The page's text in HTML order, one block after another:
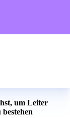
um Leiter